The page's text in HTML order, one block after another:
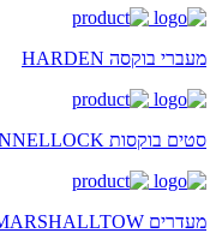
מעברי בוקסה HARDEN
סטים בוקסות CHANNELLOCK
מעדרים MARSHALLTOW